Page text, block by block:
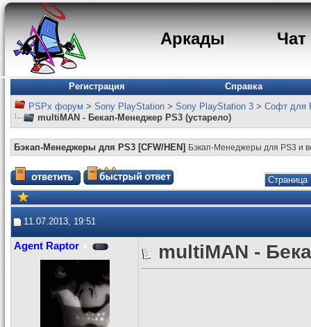
Аркады Чат
Регистрация
Справка
PSPx форум > Sony PlayStation > Sony PlayStation 3 > Софт для
multiMAN - Бекап-Менеджер PS3 (устарело)
Бэкап-Менеджеры для PS3 [CFW/HEN] Бэкап-Менеджеры для PS3 и
Страница
11.07.2013, 19:51
Agent Raptor multiMAN -